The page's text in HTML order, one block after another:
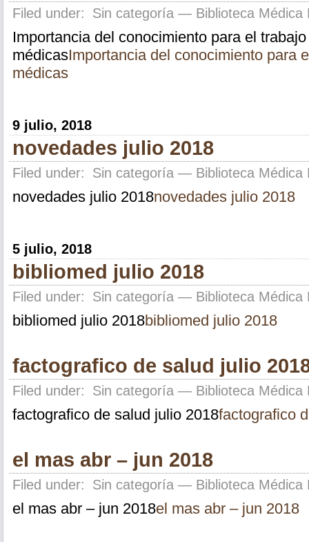
Filed under: Sin categoría— Biblioteca Médica
Importancia del conocimiento para el
médicasImportancia del conocimiento para
médicas
9 julio, 2018
novedades julio 2018
Filed under: Sin categoría— Biblioteca Médica
novedades julio 2018novedades julio 2018
5 julio, 2018
bibliomed julio 2018
Filed under: Sin categoría— Biblioteca Médica
bibliomed julio 2018bibliomed julio 2018
factografico de salud julio
Filed under: Sin categoría— Biblioteca Médica
factografico de salud julio 2018factografico
el mas abr – jun 2018
Filed under: Sin categoría— Biblioteca Médica
el mas abr – jun 2018el mas abr – jun 2018